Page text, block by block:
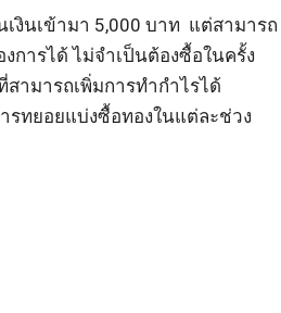
เงินเข้ามา 5,000 บาท แต่สามารถ
การได้ ไม่จำเป็นต้องซื้อในครั้ง
ามารถเพิ่มการทำกำไรได้
รทยอยแบ่งซื้อทองในแต่ละช่วง